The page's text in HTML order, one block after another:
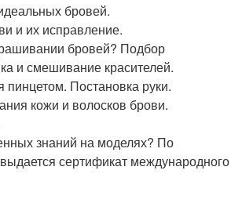
бровей.
и их исправление.
бровей? Подбор
и смешивание красителей.
пинцетом. Постановка руки.
кожи и волосков брови.
знаний на моделях? По
сертификат международного